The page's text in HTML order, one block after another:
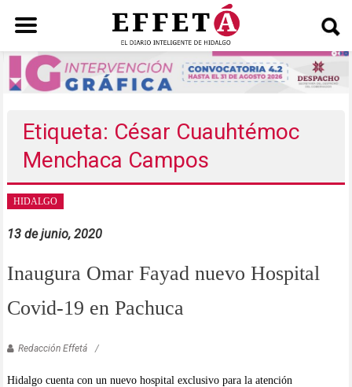
Saltar
al
contenido
Etiqueta: César Cuauhtémoc
Menchaca Campos
HIDALGO
13 de junio, 2020
Inaugura Omar Fayad nuevo Hospital
Covid-19 en Pachuca
Redacción Effetá
Hidalgo cuenta con un nuevo hospital exclusivo para la atención